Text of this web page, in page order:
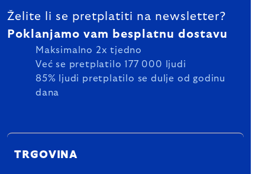
Želite li se pretplatiti na newsletter?
Poklanjamo vam besplatnu dostavu
Maksimalno 2x tjedno
Već se pretplatilo 177 000 ljudi
85% ljudi pretplatilo se dulje od godinu
dana
TRGOVINA